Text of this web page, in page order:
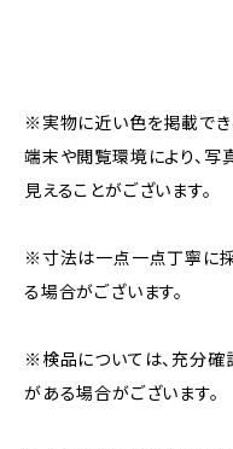
※実物に近い色を掲載でき
端末や閲覧環境により、
見えることがございます。
※寸法は一点一点丁寧に採
る場合がございます。
※検品については、充分確
がある場合がございます。